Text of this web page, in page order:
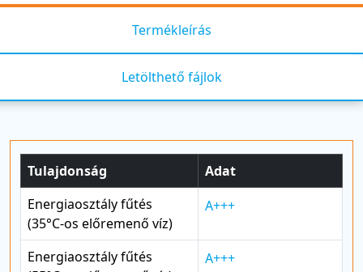
Termékleírás
Letölthető fájlok
Tulajdonság
Adat
Energiaosztály fűtés
(35°C-os előremenő víz)
A+++
Energiaosztály fűtés
A+++